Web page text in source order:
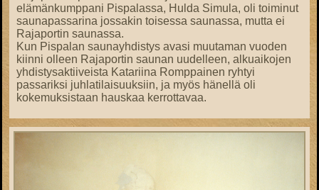
elämänkumppani Pispalassa, Hulda Simula, oli toiminut
saunapassarina jossakin toisessa saunassa, mutta ei
Rajaportin saunassa.
Kun Pispalan saunayhdistys avasi muutaman vuoden
kiinni olleen Rajaportin saunan uudelleen, alkuaikojen
yhdistysaktiiveista Katariina Romppainen ryhtyi
passariksi juhlatilaisuuksiin, ja myös hänellä oli
kokemuksistaan hauskaa kerrottavaa.